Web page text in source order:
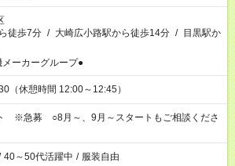
徒歩7分 / 大崎広小路駅から徒歩14分 / 目黒駅か
メーカーグループ●
（休憩時間 12:00～12:45）
※急募 ○8月～、9月～スタートもご相談くださ
40～50代活躍中 / 服装自由